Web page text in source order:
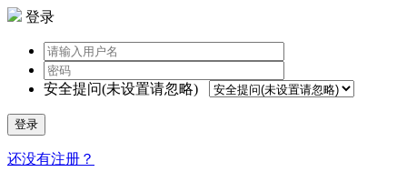
登录
安全提问(未设置请忽略)
登录
还没有注册？